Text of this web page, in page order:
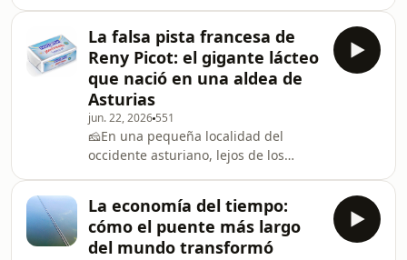
marcas más reconocidas del mundo.
Durante más de 13
húmedas que refrescaban las
viviendas egipcias, generaciones
enteras han buscado fórmulas para
hacer más soportables los días de
temperaturas extremas. Hoy, con olas
de calor cada vez más frecuentes e
intensas. esta batalla adquiere una
nueva di
La falsa pista francesa de
Reny Picot: el gigante lácteo
que nació en una aldea de
Asturias
jun. 22, 2026 551
🧀En una pequeña localidad del
occidente asturiano, lejos de los
historia empresarial que acabaría
convirtiéndose en uno de los mayores
casos de éxito de la industria
La economía del tiempo:
cómo el puente más largo
del mundo transformó